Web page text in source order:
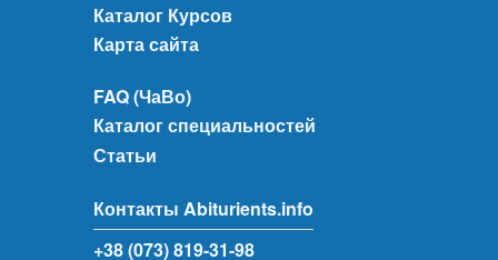
Каталог Курсов
Карта сайта
FAQ (ЧаВо)
Каталог специальностей
Статьи
Контакты Abiturients.info
+38 (073) 819-31-98